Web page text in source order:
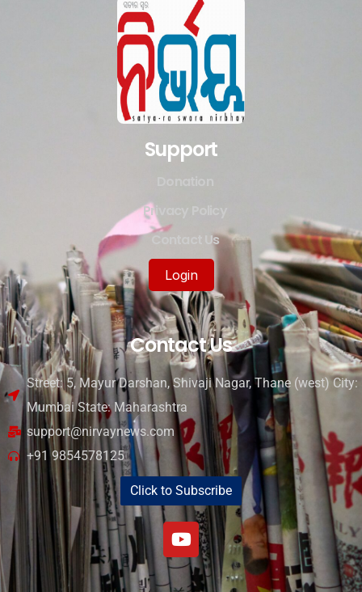
Support
Privacy Policy
Contact Us
Login
Contact Us
Street: 5, Mayur Darshan, Shivaji Nagar, Thane (west) City:
Mumbai State: Maharashtra
support@nirvaynews.com
+91 9854578125
Click to Subscribe